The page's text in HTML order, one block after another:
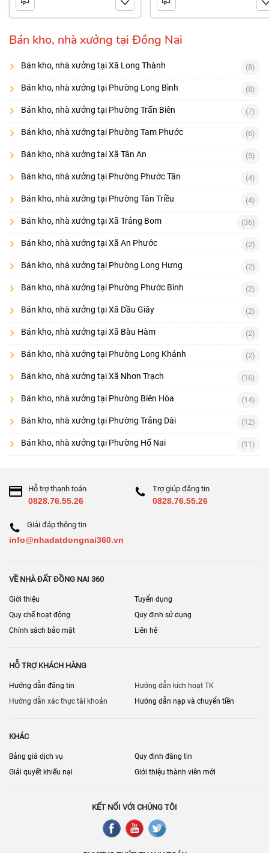
Bán kho, nhà xưởng tại Đồng Nai
Bán kho, nhà xưởng tại Xã Long Thành (8)
Bán kho, nhà xưởng tại Phường Long Bình (8)
Bán kho, nhà xưởng tại Phường Trấn Biên (7)
Bán kho, nhà xưởng tại Phường Tam Phước (6)
Bán kho, nhà xưởng tại Xã Tân An (5)
Bán kho, nhà xưởng tại Phường Phước Tân (4)
Bán kho, nhà xưởng tại Phường Tân Triều (4)
Bán kho, nhà xưởng tại Xã Trảng Bom (36)
Bán kho, nhà xưởng tại Xã An Phước (2)
Bán kho, nhà xưởng tại Phường Long Hưng (2)
Bán kho, nhà xưởng tại Phường Phước Bình (2)
Bán kho, nhà xưởng tại Xã Dầu Giây (2)
Bán kho, nhà xưởng tại Xã Bàu Hàm (2)
Bán kho, nhà xưởng tại Phường Long Khánh (2)
Bán kho, nhà xưởng tại Xã Nhơn Trạch (16)
Bán kho, nhà xưởng tại Phường Biên Hòa (14)
Bán kho, nhà xưởng tại Phường Trảng Dài (12)
Bán kho, nhà xưởng tại Phường Hố Nai (11)
Hỗ trợ thanh toán
0828.76.55.26
Trợ giúp đăng tin
0828.76.55.26
Giải đáp thông tin
info@nhadatdongnai360.vn
VỀ NHÀ ĐẤT ĐỒNG NAI 360
Giới thiệu
Tuyển dụng
Quy chế hoạt động
Quy định sử dụng
Chính sách bảo mật
Liên hệ
HỖ TRỢ KHÁCH HÀNG
Hướng dẫn đăng tin
Hướng dẫn kích hoạt TK
Hướng dẫn xác thực tài khoản
Hướng dẫn nạp và chuyển tiền
KHÁC
Bảng giá dịch vụ
Quy định đăng tin
Giải quyết khiếu nại
Giới thiệu thành viên mới
KẾT NỐI VỚI CHÚNG TÔI